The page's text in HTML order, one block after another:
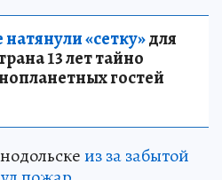
«сетку»для
13 лет тайно
гостей
из за забытой